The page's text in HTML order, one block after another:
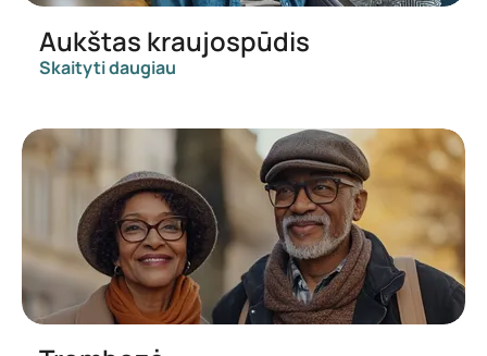
Aukštas kraujospūdis
Skaityti daugiau